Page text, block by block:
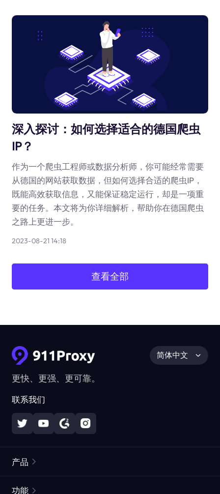
深入探讨：如何选择适合的德国爬虫
IP？
作为一个爬虫工程师或数据分析师，你可能经常需要
从德国的网站获取数据，但如何选择合适的爬虫IP，
既能高效获取信息，又能保证稳定运行，却是一项重
要的任务。本文将为你详细解析，帮助你在德国爬虫
之路上更进一步。
2023-08-21 14:18
查看全部
更快、更强、更可靠。
联系我们
简体中文
产品
功能